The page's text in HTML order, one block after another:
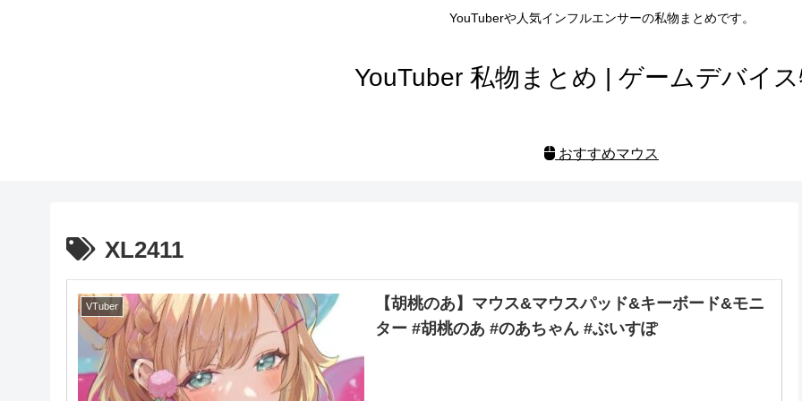
YouTuberや人気インフルエンサーの私物まとめです。
YouTuber 私物まとめ | ゲームデバイ
おすすめマウス
XL2411
VTuber
【胡桃のあ】マウス&マウスパッド&キーボード&モニ
ター #胡桃のあ #のあちゃん #ぶいすぽ